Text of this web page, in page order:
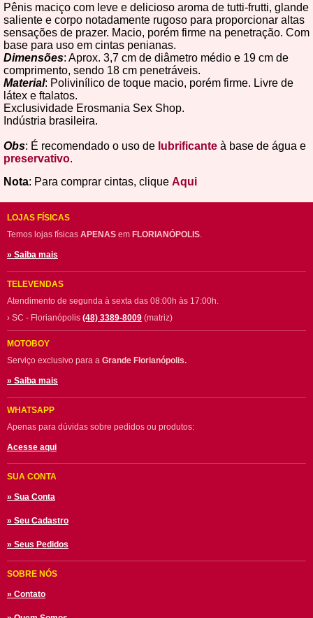
Pênis maciço com leve e delicioso aroma de tutti-frutti, glande
saliente e corpo notadamente rugoso para proporcionar altas
sensações de prazer. Macio, porém firme na penetração. Com
base para uso em cintas penianas.
Dimensões: Aprox. 3,7 cm de diâmetro médio e 19 cm de
comprimento, sendo 18 cm penetráveis.
Material: Polivinílico de toque macio, porém firme. Livre de
látex e ftalatos.
Exclusividade Erosmania Sex Shop.
Indústria brasileira.
Obs: É recomendado o uso de lubrificante à base de água e
preservativo.
Nota: Para comprar cintas, clique Aqui
LOJAS FÍSICAS
Temos lojas físicas APENAS em FLORIANÓPOLIS
» Saiba mais
TELEVENDAS
Atendimento de segunda à sexta das 08:00h às 17:00h.
› SC - Florianópolis (48) 3389-8009 (matriz)
MOTOBOY
Serviço exclusivo para a Grande Florianópolis.
» Saiba mais
WHATSAPP
Apenas para dúvidas sobre pedidos ou produtos:
Acesse aqui
SUA CONTA
» Sua Conta
» Seu Cadastro
» Seus Pedidos
SOBRE NÓS
» Contato